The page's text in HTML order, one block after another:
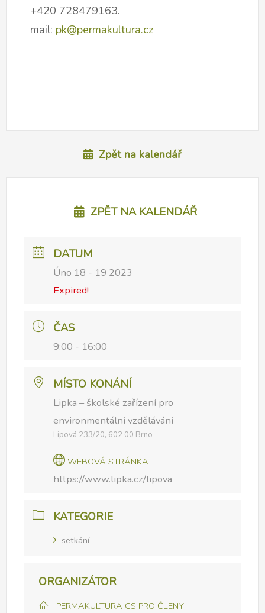
+420 728479163.
mail: pk@permakultura.cz
Zpět na kalendář
ZPĚT NA KALENDÁŘ
DATUM
Úno 18 - 19 2023
Expired!
ČAS
9:00 - 16:00
MÍSTO KONÁNÍ
Lipka – školské zařízení pro
environmentální vzdělávání
Lipová 233/20, 602 00 Brno
WEBOVÁ STRÁNKA
https://www.lipka.cz/lipova
KATEGORIE
setkání
ORGANIZÁTOR
PERMAKULTURA CS PRO ČLENY